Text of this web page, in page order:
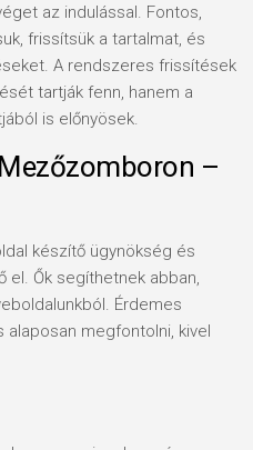
az indulással. Fontos,
frissítsük a tartalmat, és
A rendszeres frissítések
tartják fenn, hanem a
is előnyösek.
–
készítő ügynökség és
Ők segíthetnek abban,
Érdemes
alaposan megfontolni, kivel